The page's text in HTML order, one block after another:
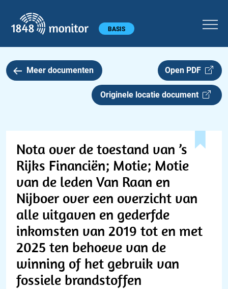
Hoofdmenu BASIS
Meer documenten Open PDF
Originele locatie document
Nota over de toestand van ’s
Rijks Financiën; Motie; Motie
van de leden Van Raan en
Nijboer over een overzicht van
alle uitgaven en gederfde
inkomsten van 2019 tot en met
2025 ten behoeve van de
winning of het gebruik van
fossiele brandstoffen